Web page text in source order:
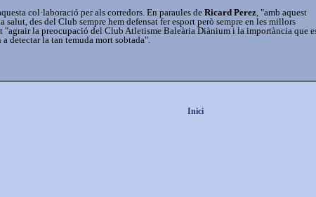
col·laboració per als corredors. En paraules de Ricard Perez , "amb aquest
salut, des del Club sempre hem defensat fer esport però sempre en les millors
"agrair la preocupació del Club Atletisme Baleària Diànium i la importància que
detectar la tan temuda mort sobtada".
Inici